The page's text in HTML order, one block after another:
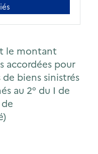
le montant
accordées pour
biens sinistrés
au 2° du I de